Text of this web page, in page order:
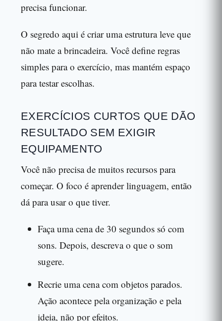
precisa funcionar.
O segredo aqui é criar uma estrutura leve que
não mate a brincadeira. Você define regras
simples para o exercício, mas mantém espaço
para testar escolhas.
EXERCÍCIOS CURTOS QUE DÃO
RESULTADO SEM EXIGIR
EQUIPAMENTO
Você não precisa de muitos recursos para
começar. O foco é aprender linguagem, então
dá para usar o que tiver.
Faça uma cena de 30 segundos só com
sons. Depois, descreva o que o som
sugere.
Recrie uma cena com objetos parados.
Ação acontece pela organização e pela
ideia, não por efeitos.